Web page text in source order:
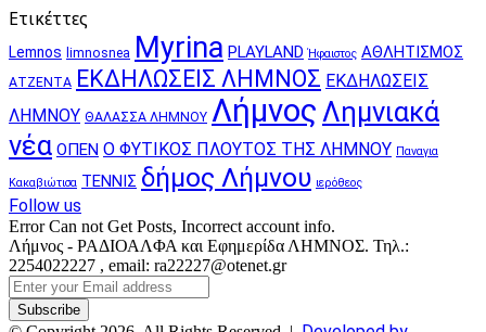
Ετικέττες
Lemnos limnosnea Myrina PLAYLAND Ήφαιστος ΑΘΛΗΤΙΣΜΟΣ
ΑΤΖΕΝΤΑ ΕΚΔΗΛΩΣΕΙΣ ΛΗΜΝΟΣ ΕΚΔΗΛΩΣΕΙΣ
ΛΗΜΝΟΥ ΘΑΛΑΣΣΑ ΛΗΜΝΟΥ Λήμνος Λημνιακά
νέα ΟΠΕΝ Ο ΦΥΤΙΚΟΣ ΠΛΟΥΤΟΣ ΤΗΣ ΛΗΜΝΟΥ Παναγια
Κακαβιώτισα ΤΕΝΝΙΣ δήμος Λήμνου ιερόθεος
Follow us
Error Can not Get Posts, Incorrect account info.
Λήμνος - ΡΑΔΙΟΑΛΦΑ και Εφημερίδα ΛΗΜΝΟΣ. Τηλ.:
2254022227 , email: ra22227@otenet.gr
Enter
your
Email